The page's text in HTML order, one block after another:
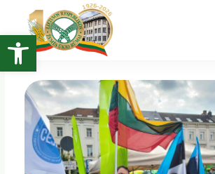
Open toolbar
turinio